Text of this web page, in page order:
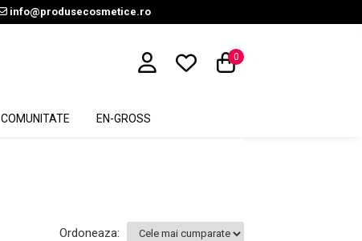
info@produsecosmetice.ro
0
COMUNITATE EN-GROSS
Ordoneaza: